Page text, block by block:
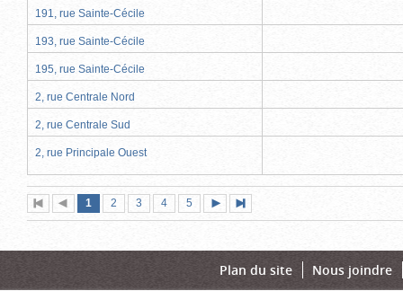
191, rue Sainte-Cécile
193, rue Sainte-Cécile
195, rue Sainte-Cécile
2, rue Centrale Nord
2, rue Centrale Sud
2, rue Principale Ouest
Première
page
Page
précédente
Page
1 (page
actuelle)
Page
2 Page
3 Page
4 Page
5
suivante
page
Plan du site Nous joindre